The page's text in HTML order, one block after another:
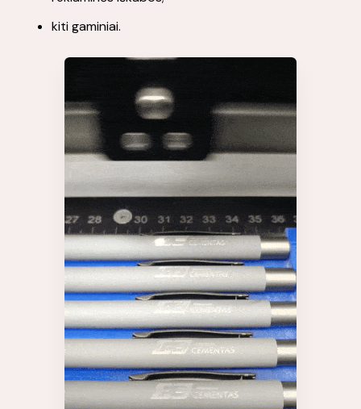
kiti gaminiai.